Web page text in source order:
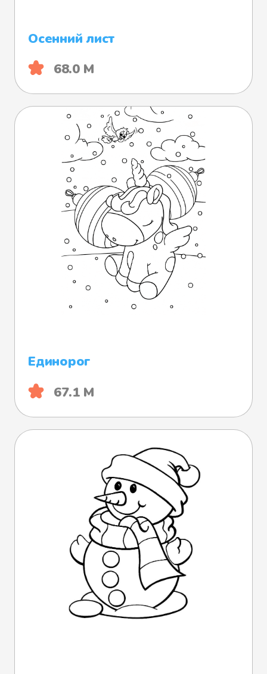
Осенний лист
68.0 М
Единорог
67.1 М